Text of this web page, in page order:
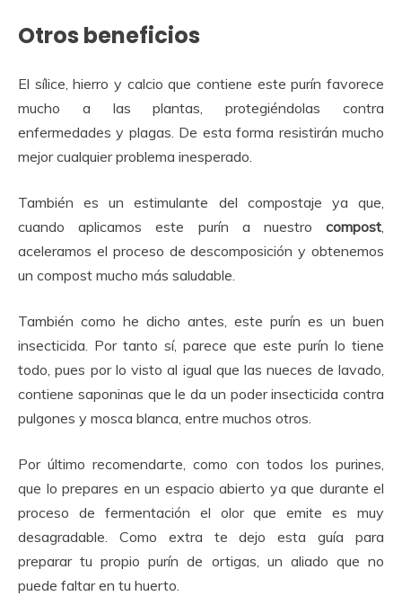
Otros beneficios
El sílice, hierro y calcio que contiene este purín favorece
mucho a las plantas, protegiéndolas contra
enfermedades y plagas. De esta forma resistirán mucho
mejor cualquier problema inesperado.
También es un estimulante del compostaje ya que,
cuando aplicamos este purín a nuestro compost,
aceleramos el proceso de descomposición y obtenemos
un compost mucho más saludable.
También como he dicho antes, este purín es un buen
insecticida. Por tanto sí, parece que este purín lo tiene
todo, pues por lo visto al igual que las nueces de lavado,
contiene saponinas que le da un poder insecticida contra
pulgones y mosca blanca, entre muchos otros.
Por último recomendarte, como con todos los purines,
que lo prepares en un espacio abierto ya que durante el
proceso de fermentación el olor que emite es muy
desagradable. Como extra te dejo esta guía para
preparar tu propio purín de ortigas, un aliado que no
puede faltar en tu huerto.